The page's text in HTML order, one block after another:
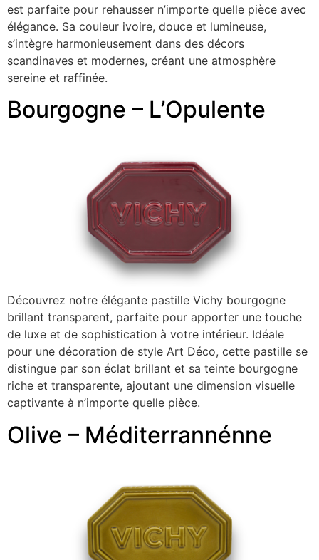
est parfaite pour rehausser n’importe quelle pièce avec
élégance. Sa couleur ivoire, douce et lumineuse,
s’intègre harmonieusement dans des décors
scandinaves et modernes, créant une atmosphère
sereine et raffinée.
Bourgogne – L’Opulente
Découvrez notre élégante pastille Vichy bourgogne
brillant transparent, parfaite pour apporter une touche
de luxe et de sophistication à votre intérieur. Idéale
pour une décoration de style Art Déco, cette pastille se
distingue par son éclat brillant et sa teinte bourgogne
riche et transparente, ajoutant une dimension visuelle
captivante à n’importe quelle pièce.
Olive – Méditerrannénne